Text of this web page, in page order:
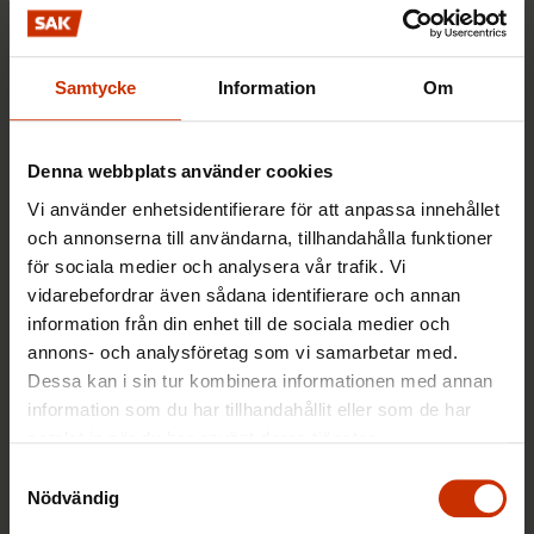
Samtycke Information Om
Denna webbplats använder cookies
Vi använder enhetsidentifierare för att anpassa innehållet
och annonserna till användarna, tillhandahålla funktioner
för sociala medier och analysera vår trafik. Vi
vidarebefordrar även sådana identifierare och annan
information från din enhet till de sociala medier och
annons- och analysföretag som vi samarbetar med.
Dessa kan i sin tur kombinera informationen med annan
information som du har tillhandahållit eller som de har
Nödvändig
FFC motsätter sig inte lokala avtal, men vill inte att
anställningsvillkoren.
finns inget som hindrar att arbetsgivaren till
exempel betalar högre lön än vad som står i
kollektivavtalet.
Det är viktigt att komma ihåg att lönen endast
utgör en del av kollektivavtalet. I kollektivavtalen
har parterna kommit överens om många villkor
som är bättre än de lagstadgade, såsom
för övertidsarbete.